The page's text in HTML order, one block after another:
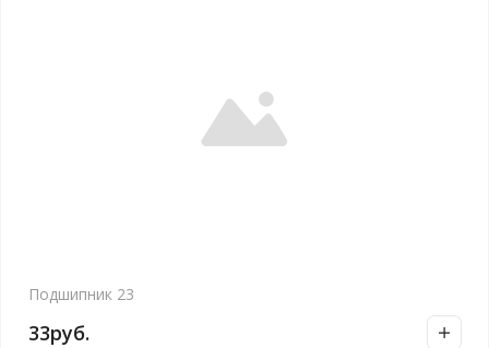
Подшипник 23
33руб.